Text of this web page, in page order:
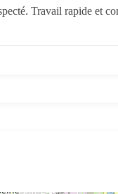
Travail rapide et